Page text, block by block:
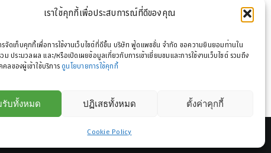
เราใช้คุกกี้เพื่อประสบการณ์ที่ดีของคุณ
รจัดเก็บคุกกี้เพื่อการใช้งานเว็บไซต์ที่ดีขึ้น บริษัท ฟู้ดแพชชั่น จำกัด ขอความยินยอมท่านใน
ม ประมวลผล และ/หรือเปิดเผยข้อมูลเกี่ยวกับการเข้าเยี่ยมชมและการใช้งานเว็บไซต์ รวมถึง
ลของผู้เข้าใช้บริการดูนโยบายการใช้คุกกี้
รับทั้งหมด ปฏิเสธทั้งหมด ตั้งค่าคุกกี้
Cookie Policy